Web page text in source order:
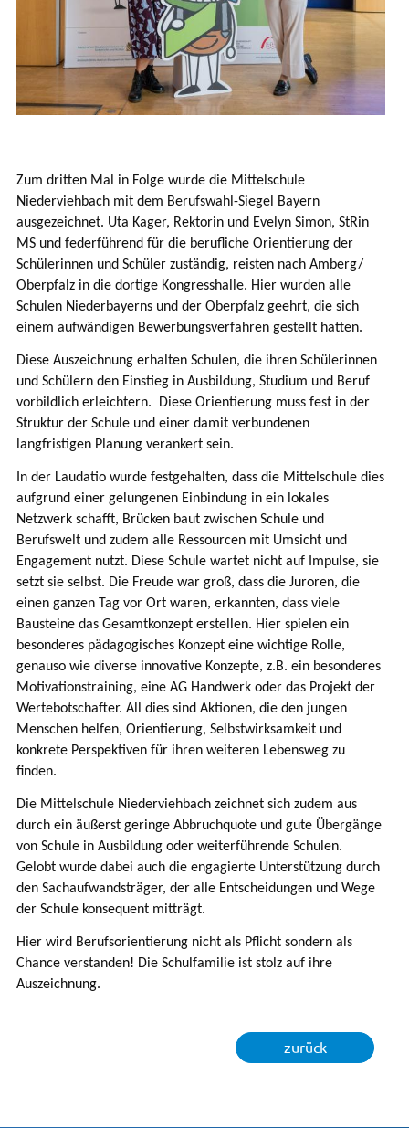
Zum dritten Mal in Folge wurde die Mittelschule
Niederviehbach mit dem Berufswahl-Siegel Bayern
ausgezeichnet. Uta Kager, Rektorin und Evelyn Simon, StRin
MS und federführend für die berufliche Orientierung der
Schülerinnen und Schüler zuständig, reisten nach Amberg/
Oberpfalz in die dortige Kongresshalle. Hier wurden alle
Schulen Niederbayerns und der Oberpfalz geehrt, die sich
einem aufwändigen Bewerbungsverfahren gestellt hatten.
Diese Auszeichnung erhalten Schulen, die ihren Schülerinnen
und Schülern den Einstieg in Ausbildung, Studium und Beruf
vorbildlich erleichtern. Diese Orientierung muss fest in der
Struktur der Schule und einer damit verbundenen
langfristigen Planung verankert sein.
In der Laudatio wurde festgehalten, dass die Mittelschule dies
aufgrund einer gelungenen Einbindung in ein lokales
Netzwerk schafft, Brücken baut zwischen Schule und
Berufswelt und zudem alle Ressourcen mit Umsicht und
Engagement nutzt. Diese Schule wartet nicht auf Impulse, sie
setzt sie selbst. Die Freude war groß, dass die Juroren, die
einen ganzen Tag vor Ort waren, erkannten, dass viele
Bausteine das Gesamtkonzept erstellen. Hier spielen ein
besonderes pädagogisches Konzept eine wichtige Rolle,
genauso wie diverse innovative Konzepte, z.B. ein besonderes
Motivationstraining, eine AG Handwerk oder das Projekt der
Wertebotschafter. All dies sind Aktionen, die den jungen
Menschen helfen, Orientierung, Selbstwirksamkeit und
konkrete Perspektiven für ihren weiteren Lebensweg zu
finden.
Die Mittelschule Niederviehbach zeichnet sich zudem aus
durch ein äußerst geringe Abbruchquote und gute Übergänge
von Schule in Ausbildung oder weiterführende Schulen.
Gelobt wurde dabei auch die engagierte Unterstützung durch
den Sachaufwandsträger, der alle Entscheidungen und Wege
der Schule konsequent mitträgt.
Hier wird Berufsorientierung nicht als Pflicht sondern als
Chance verstanden! Die Schulfamilie ist stolz auf ihre
Auszeichnung.
zurück